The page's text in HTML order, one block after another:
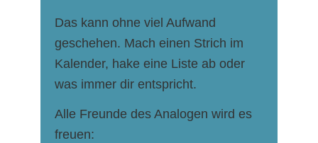
Das kann ohne viel Aufwand
geschehen. Mach einen Strich im
Kalender, hake eine Liste ab oder
was immer dir entspricht.
Alle Freunde des Analogen wird es
freuen: